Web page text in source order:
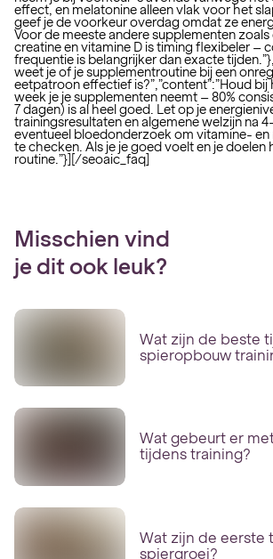
effect, en melatonine alleen vlak voor het
geef je de voorkeur overdag omdat ze
Voor de meeste andere supplementen zoals
creatine en vitamine D is timing flexibeler –
frequentie is belangrijker dan exacte
weet je of je supplementroutine bij een
eetpatroon effectief is?”,”content”:”Houd
week je je supplementen neemt – 80%
7 dagen) is al heel goed. Let op je
trainingsresultaten en algemene welzijn na
eventueel bloedonderzoek om vitamine- en
te checken. Als je je goed voelt en je doelen
routine.”}][/seoaic_faq]
Misschien vind
je dit ook leuk?
Wat zijn de beste
spieropbouw
Wat gebeurt er
tijdens training?
Wat zijn de eerste
spiergroei?